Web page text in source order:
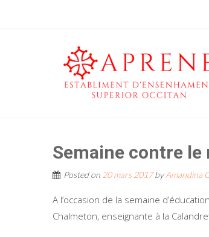
Semaine contre le
Posted on 20 mars 2017byAmandina
A l’occasion de la semaine
Chalmeton, enseignante à la